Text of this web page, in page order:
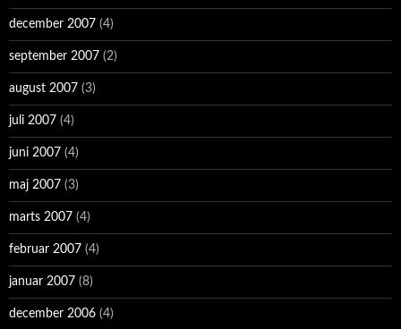
december 2007 (4)
september 2007 (2)
august 2007 (3)
juli 2007 (4)
juni 2007 (4)
maj 2007 (3)
marts 2007 (4)
februar 2007 (4)
januar 2007 (8)
december 2006 (4)